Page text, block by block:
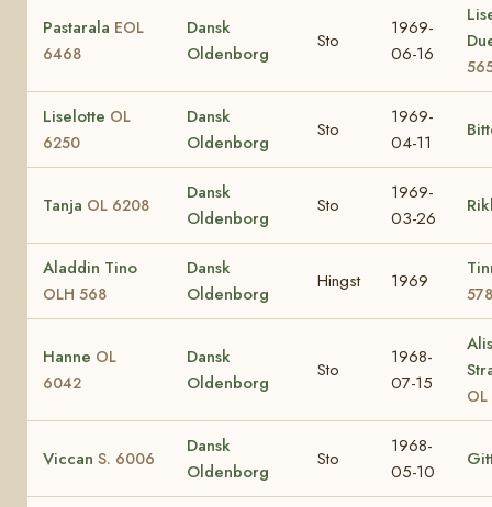
Pastarala EOL
6468
Dansk
Oldenborg
Sto
1969-
06-16
Liselotte OL
6250
Dansk
Oldenborg
Sto
1969-
04-11
Tanja OL 6208
Dansk
Oldenborg
Sto
1969-
03-26
Aladdin Tino
OLH 568
Dansk
Oldenborg
Hingst 1969
Hanne OL
6042
Dansk
Oldenborg
Sto
1968-
07-15
Alis
Viccan S. 6006
Dansk
Oldenborg
Sto
1968-
05-10